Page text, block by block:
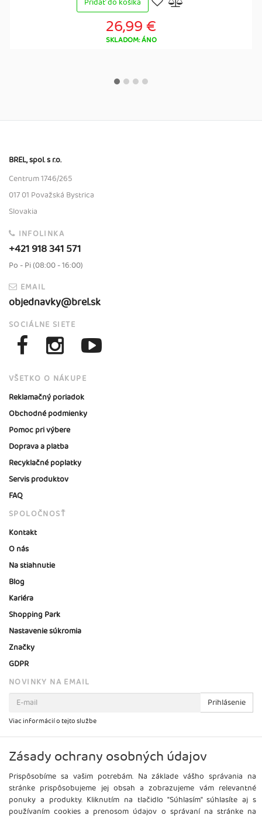
26,99 €
SKLADOM: ÁNO
BREL, spol. s r.o.
Centrum 1746/265
017 01 Považská Bystrica
Slovakia
INFOLINKA
+421 918 341 571
Po - Pi (08:00 - 16:00)
EMAIL
objednavky@brel.sk
SOCIÁLNE SIETE
VŠETKO O NÁKUPE
Reklamačný poriadok
Obchodné podmienky
Pomoc pri výbere
Doprava a platba
Recyklačné poplatky
Servis produktov
FAQ
SPOLOČNOSŤ
Kontakt
O nás
Na stiahnutie
Blog
Kariéra
Shopping Park
Nastavenie súkromia
Značky
GDPR
NOVINKY NA EMAIL
Prihlásenie
Viac informácií o tejto službe
Zásady ochrany osobných údajov
Prispôsobíme sa vašim potrebám. Na základe vášho správania na
stránke prispôsobujeme jej obsah a zobrazujeme vám relevantné
ponuky a produkty. Kliknutím na tlačidlo "Súhlasím" súhlasíte aj s
používaním cookies a prenosom údajov o správaní na stránke na